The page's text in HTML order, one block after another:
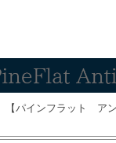
【パインフラット ア